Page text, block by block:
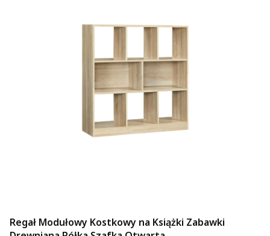
Regał Modułowy Kostkowy na Książki Zabawki